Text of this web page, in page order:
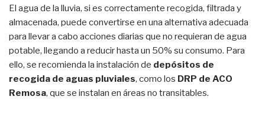
El agua de la lluvia, si es correctamente recogida, filtrada y
almacenada, puede convertirse en una alternativa adecuada
para llevar a cabo acciones diarias que no requieran de agua
potable, llegando a reducir hasta un 50% su consumo. Para
ello, se recomienda la instalación de depósitos de
recogida de aguas pluviales, como los DRP de ACO
Remosa, que se instalan en áreas no transitables.